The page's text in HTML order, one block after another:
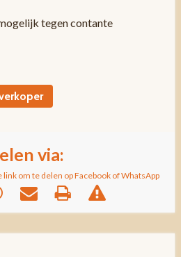
tegen contante
via:
om te delen op Facebook of WhatsApp